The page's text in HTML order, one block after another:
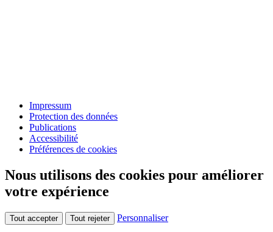
Impressum
Protection des données
Publications
Accessibilité
Préférences de cookies
Nous utilisons des cookies pour améliorer
votre expérience
Tout accepter Tout rejeter Personnaliser